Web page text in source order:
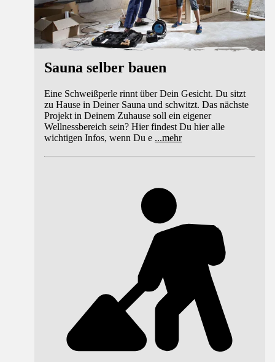
Sauna selber bauen
Eine Schweißperle rinnt über Dein Gesicht. Du sitzt
zu Hause in Deiner Sauna und schwitzt. Das nächste
Projekt in Deinem Zuhause soll ein eigener
Wellnessbereich sein? Hier findest Du hier alle
wichtigen Infos, wenn Du e ...mehr